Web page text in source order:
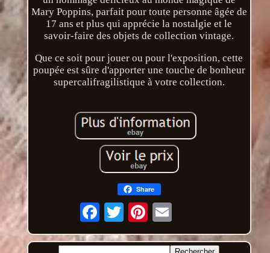
Mary Poppins, parfait pour toute personne âgée de
17 ans et plus qui apprécie la nostalgie et le
savoir-faire des objets de collection vintage.
Que ce soit pour jouer ou pour l'exposition, cette
poupée est sûre d'apporter une touche de bonheur
supercalifragilistique à votre collection.
Share
Email